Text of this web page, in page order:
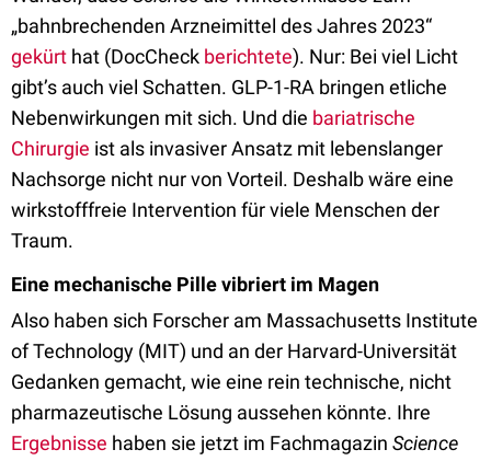
„bahnbrechenden Arzneimittel des Jahres 2023“
gekürt hat (DocCheck berichtete). Nur: Bei viel Licht
gibt’s auch viel Schatten. GLP-1-RA bringen etliche
Nebenwirkungen mit sich. Und die bariatrische
Chirurgie ist als invasiver Ansatz mit lebenslanger
Nachsorge nicht nur von Vorteil. Deshalb wäre eine
wirkstofffreie Intervention für viele Menschen der
Traum.
Eine mechanische Pille vibriert im Magen
Also haben sich Forscher am Massachusetts Institute
of Technology (MIT) und an der Harvard-Universität
Gedanken gemacht, wie eine rein technische, nicht
pharmazeutische Lösung aussehen könnte. Ihre
Ergebnisse haben sie jetzt im Fachmagazin Science